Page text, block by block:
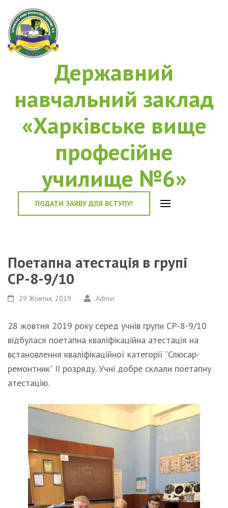
Державний
навчальний заклад
«Харківське вище
професійне
училище №6»
ПОДАТИ ЗАЯВУ ДЛЯ ВСТУПУ!
Поетапна атестація в групі
СР-8-9/10
29 Жовтня, 2019 Admin
28 жовтня 2019 року серед учнів групи СР-8-9/10
відбулася поетапна кваліфікаційна атестація на
встановлення кваліфікаційної категорії “Слюсар-
ремонтник” ІІ розряду. Учні добре склали поетапну
атестацію.